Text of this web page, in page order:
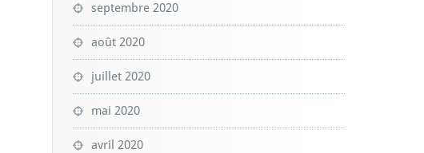
septembre 2020
août 2020
juillet 2020
mai 2020
avril 2020